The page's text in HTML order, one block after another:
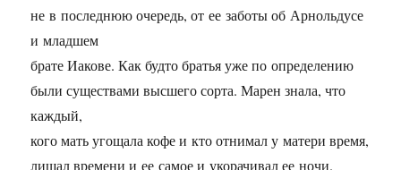
не в последнюю очередь, от ее заботы об Арнольдусе
и младшем
брате Иакове. Как будто братья уже по определению
были существами высшего сорта. Марен знала, что
каждый,
кого мать угощала кофе и кто отнимал у матери время,
лишал времени и ее самое и укорачивал ее ночи.